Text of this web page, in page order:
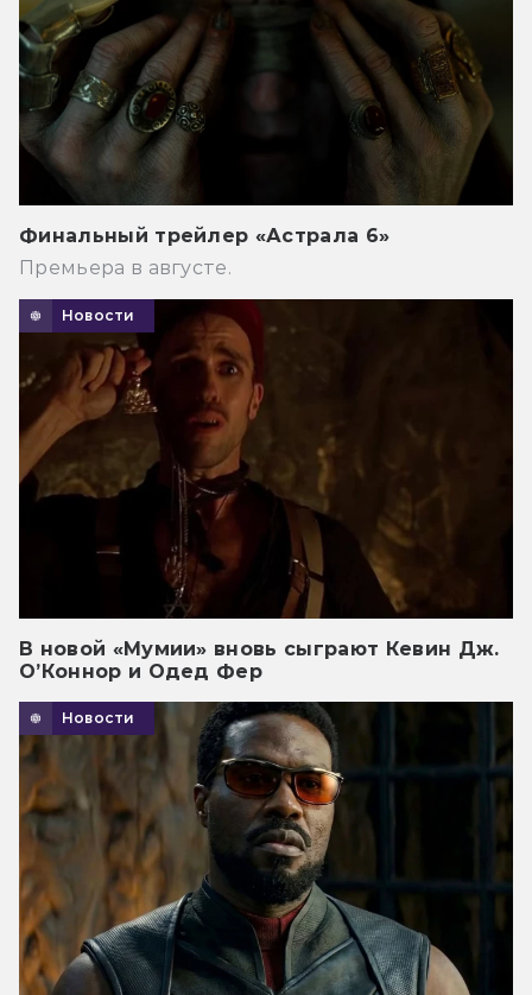
Финальный трейлер «Астрала 6»
Премьера в августе.
Новости
В новой «Мумии» вновь сыграют Кевин Дж.
О’Коннор и Одед Фер
Новости